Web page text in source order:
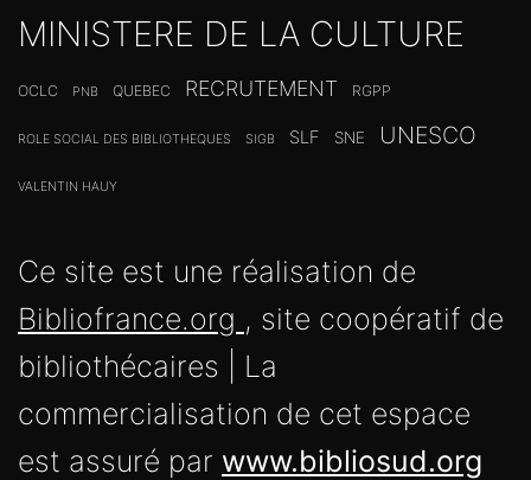
MINISTERE DE LA CULTURE
OCLC PNB QUEBEC RECRUTEMENT RGPP
ROLE SOCIAL DES BIBLIOTHEQUES SIGB SLF SNE UNESCO
VALENTIN HAUY
Ce site est une réalisation de
Bibliofrance.org , site coopératif de
bibliothécaires | La
commercialisation de cet espace
est assuré par www.bibliosud.org